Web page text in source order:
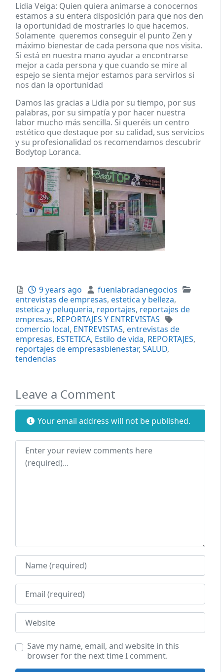
Lidia Veiga: Quien quiera animarse a conocernos
estamos a su entera disposición para que nos den
la oportunidad de mostrarles lo que hacemos.
Solamente queremos conseguir el punto Zen y
máximo bienestar de cada persona que nos visita.
Si está en nuestra mano ayudar a encontrarse
mejor a cada persona y que cuando se mire al
espejo se sienta mejor estamos para servirlos si
nos dan la oportunidad
Damos las gracias a Lidia por su tiempo, por sus
palabras, por su simpatía y por hacer nuestra
labor mucho más sencilla. Si queréis un centro
estético que destaque por su calidad, sus servicios
y su profesionalidad os recomendamos descubrir
Bodytop Loranca.
.
Posted
9 years ago Author
fuenlabradanegocios
entrevistas de empresas, estetica y belleza,
estetica y peluqueria, reportajes, reportajes de
empresas, REPORTAJES Y ENTREVISTAS
comercio local, ENTREVISTAS, entrevistas de
empresas, ESTETICA, Estilo de vida, REPORTAJES,
reportajes de empresasbienestar, SALUD,
tendencias
Leave a Comment
Your email address will not be published.
Review text
Name
Email
Website
Save my name, email, and website in this
browser for the next time I comment.